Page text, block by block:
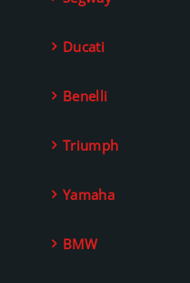
Ducati
Benelli
Triumph
Yamaha
BMW